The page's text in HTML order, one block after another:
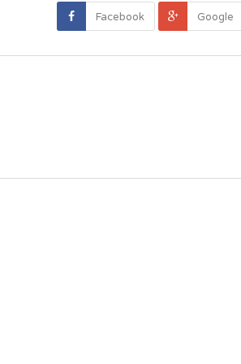
Google
Facebook